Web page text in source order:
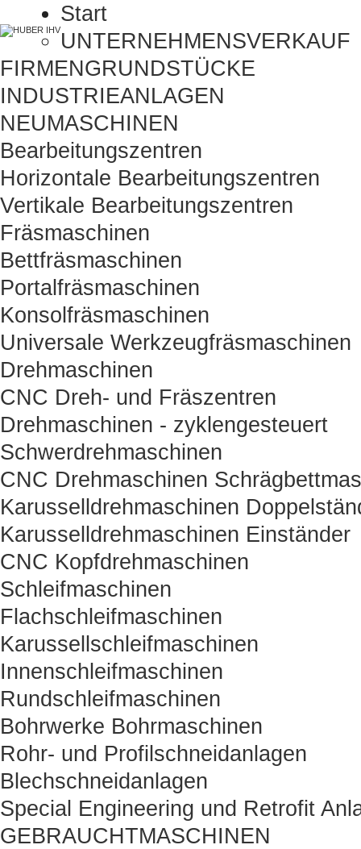
Start
UNTERNEHMENSVERKAUF
FIRMENGRUNDSTÜCKE
INDUSTRIEANLAGEN
NEUMASCHINEN
Bearbeitungszentren
Horizontale Bearbeitungszentren
Vertikale Bearbeitungszentren
Fräsmaschinen
Bettfräsmaschinen
Portalfräsmaschinen
Konsolfräsmaschinen
Universale Werkzeugfräsmaschinen
Drehmaschinen
CNC Dreh- und Fräszentren
Drehmaschinen - zyklengesteuert
Schwerdrehmaschinen
CNC Drehmaschinen
Karusselldrehmaschinen
Karusselldrehmaschinen Einständer
CNC Kopfdrehmaschinen
Schleifmaschinen
Flachschleifmaschinen
Karussellschleifmaschinen
Innenschleifmaschinen
Rundschleifmaschinen
Bohrwerke Bohrmaschinen
Rohr- und Profilschneidanlagen
Blechschneidanlagen
Special Engineering und Retrofit
GEBRAUCHTMASCHINEN